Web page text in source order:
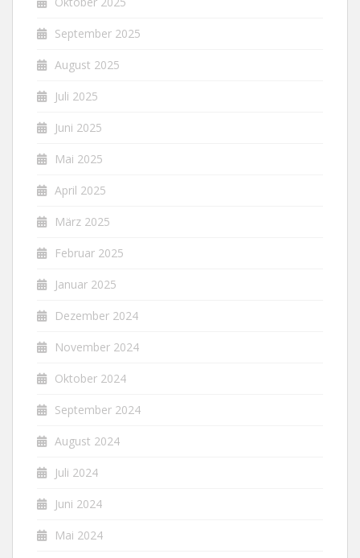
September 2025
August 2025
Juli 2025
Juni 2025
Mai 2025
April 2025
März 2025
Februar 2025
Januar 2025
Dezember 2024
November 2024
Oktober 2024
September 2024
August 2024
Juli 2024
Juni 2024
Mai 2024